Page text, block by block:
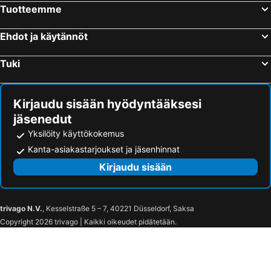
Rocca al Mare
Kaapelitehdas
Otaniemi
Kauppatori
Nuuksio National Park
Tampereen stadion
Pori Jazz
Aulanko Golf
Herttoniemi
Shopping centre Iso Omena
Turun kaupunginteatteri
Turun ruotsalainen teatteri
Aboa Vetus & Ars Nova
Turun rautatieasema
Turun tuomiokirkko
Turku Bus Station
Kupittaan rautatieasema
Forum Marinum Turku
Tuotteemme
Ehdot ja käytännöt
Tuki
Kirjaudu sisään hyödyntääksesi
jäsenedut
Yksilöity käyttökokemus
Kanta-asiakastarjoukset ja jäsenhinnat
Kirjaudu sisään
trivago N.V., Kesselstraße 5 – 7, 40221 Düsseldorf, Saksa
Copyright 2026 trivago | Kaikki oikeudet pidätetään.